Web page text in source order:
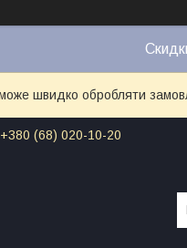
швидко обробляти
+380 (68) 020-10-20